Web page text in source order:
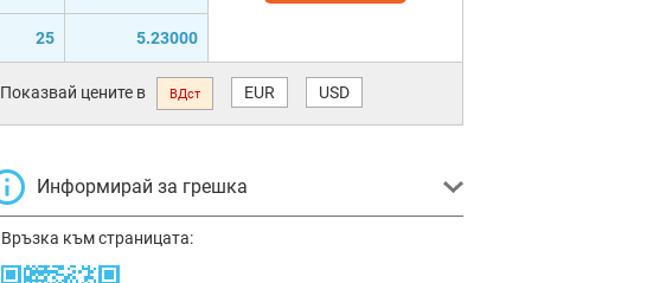
25 5.23000
Показвай цените в ВДст EUR USD
Информирай за грешка
Връзка към страницата: